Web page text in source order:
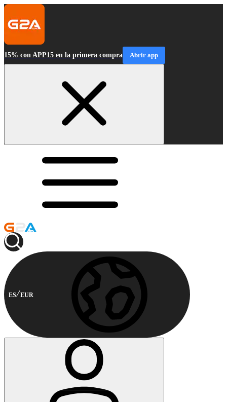
15% con APP15 en la primera compra Abrir app
ES EUR